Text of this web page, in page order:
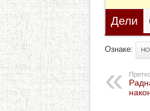
Дели
Ознаке: